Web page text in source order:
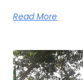
Read More